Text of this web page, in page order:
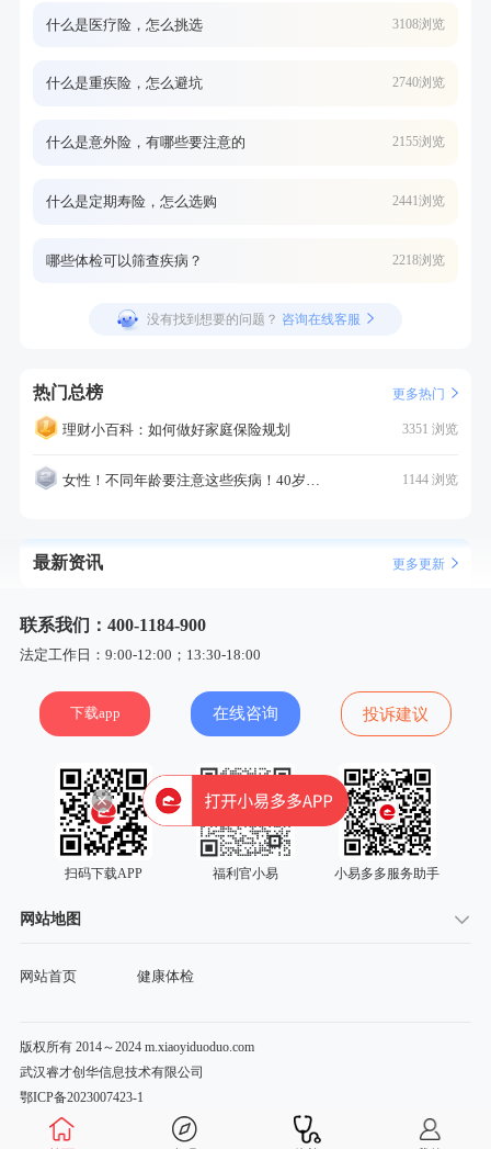
什么是医疗险，怎么挑选 3108浏览
什么是重疾险，怎么避坑 2740浏览
什么是意外险，有哪些要注意的 2155浏览
什么是定期寿险，怎么选购 2441浏览
哪些体检可以筛查疾病？ 2218浏览
没有找到想要的问题？ 咨询在线客服
热门总榜 更多热门
理财小百科：如何做好家庭保险规划 3351 浏览
女性！不同年龄要注意这些疾病！40岁的这个疾病最需要注意！ 1144 浏览
最新资讯 更多更新
联系我们：400-1184-900
法定工作日：9:00-12:00；13:30-18:00
下载app 在线咨询 投诉建议
扫码下载APP 福利官小易 小易多多服务助手
网站地图
网站首页 健康体检
版权所有 2014～2024 m.xiaoyiduoduo.com
武汉睿才创华信息技术有限公司
鄂ICP备2023007423-1